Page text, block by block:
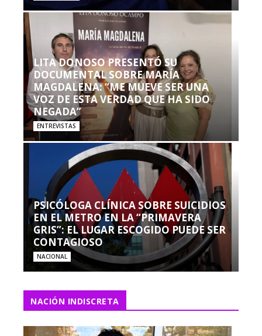
LITA DONOSO PRESENTÓ SU
DOCUMENTAL SOBRE MARÍA
MAGDALENA: “ME MUEVE SER UNA
VOZ DE ESTA VERDAD QUE HA SIDO
NEGADA”
ENTREVISTAS
PSICÓLOGA CLÍNICA SOBRE SUICIDIOS
EN EL METRO EN LA “PRIMAVERA
GRIS”: EL LUGAR ESCOGIDO PUEDE SER
CONTAGIOSO
NACIONAL
NACIÓN INDISCRETA